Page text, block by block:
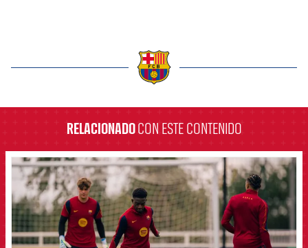
RELACIONADOCON ESTE CONTENIDO
FCB Barcelona badge